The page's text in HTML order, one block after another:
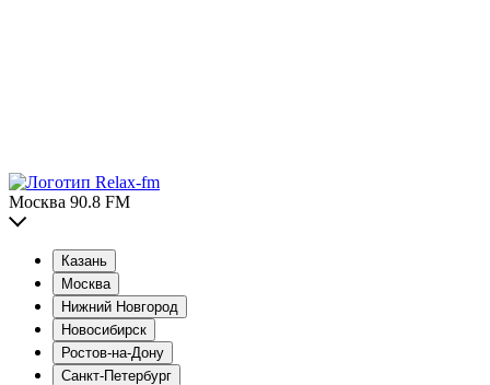
Москва 90.8 FM
Казань
Москва
Нижний Новгород
Новосибирск
Ростов-на-Дону
Санкт-Петербург